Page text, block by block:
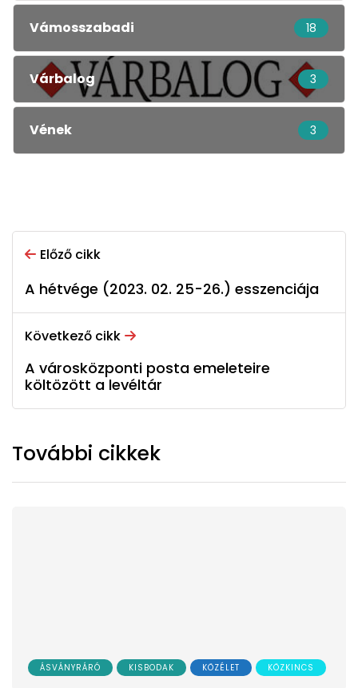
Vámosszabadi 18
Várbalog 3
Vének 3
Előző cikk
A hétvége (2023. 02. 25-26.) esszenciája
Következő cikk
A városközponti posta emeleteire
költözött a levéltár
További cikkek
ÁSVÁNYRÁRÓ KISBODAK KÖZÉLET KÖZKINCS